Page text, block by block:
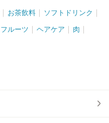
お茶飲料 ソフトドリンク
フルーツ ヘアケア 肉